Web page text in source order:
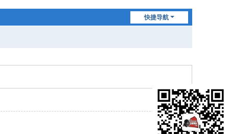
快捷导航